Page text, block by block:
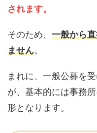
されます。
そのため、 一般から
ません。
まれに、一般公募を
が、基本的には事務
形となります。